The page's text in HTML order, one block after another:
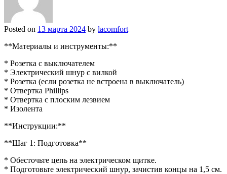
Posted on 13 марта 2024 by lacomfort
**Материалы и инструменты:**
* Розетка с выключателем
* Электрический шнур с вилкой
* Розетка (если розетка не встроена в выключатель)
* Отвертка Phillips
* Отвертка с плоским лезвием
* Изолента
**Инструкции:**
**Шаг 1: Подготовка**
* Обесточьте цепь на электрическом щитке.
* Подготовьте электрический шнур, зачистив концы на 1,5 см.